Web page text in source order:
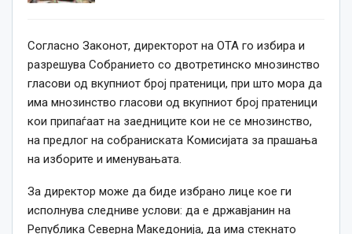
Согласно Законот, директорот на ОТА го избира и
разрешува Собранието со двотретинско мнозинство
гласови од вкупниот број пратеници, при што мора да
има мнозинство гласови од вкупниот број пратеници
кои припаѓаат на заедниците кои не се мнозинство,
на предлог на собраниската Комисијата за прашања
на изборите и именувањата.
За директор може да биде избрано лице кое ги
исполнува следниве услови: да е државјанин на
Република Северна Македонија, да има стекнато